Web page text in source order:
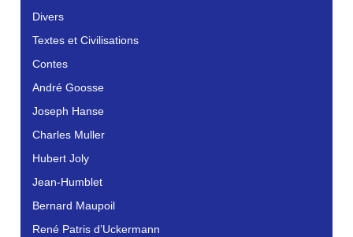
Divers
Textes et Civilisations
Contes
André Goosse
Joseph Hanse
Charles Muller
Hubert Joly
Jean-Humblet
Bernard Maupoil
René Patris d’Uckermann